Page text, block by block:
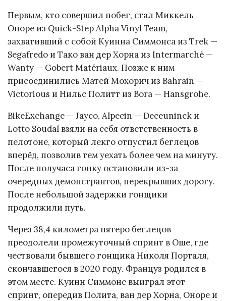
Первым, кто совершил побег, стал Миккель
Оноре из Quick-Step Alpha Vinyl Team,
захвативший с собой Куинна Симмонса из Trek —
Segafredo и Тако ван дер Хорна из Intermarché —
Wanty — Gobert Matériaux. Позже к ним
присоединились Матей Мохорич из Bahrain —
Victorious и Нильс Политт из Bora — Hansgrohe.
BikeExchange — Jayco, Alpecin — Deceuninck и
Lotto Soudal взяли на себя ответственность в
пелотоне, который лекго отпустил беглецов
вперёд, позволив тем уехать более чем на минуту.
После получаса гонку остановили из-за
очередных демонстрантов, перекрывших дорогу.
После небольшой задержки гонщики
продолжили путь.
Через 38,4 километра пятеро беглецов
преодолели промежуточный спринт в Оше, где
чествовали бывшего гонщика Николя Порталя,
скончавшегося в 2020 году. Француз родился в
этом месте. Куинн Симмонс выиграл этот
спринт, опередив Полита, ван дер Хорна, Оноре и